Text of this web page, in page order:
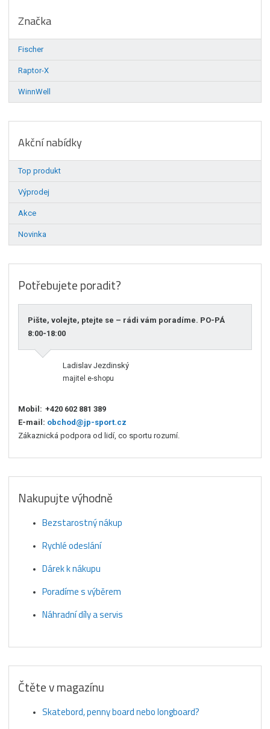
Značka
Fischer
Raptor-X
WinnWell
Akční nabídky
Top produkt
Výprodej
Akce
Novinka
Potřebujete poradit?
Pište, volejte, ptejte se – rádi vám poradíme. PO-PÁ
8:00-18:00
Ladislav Jezdinský
majitel e-shopu
Mobil: +420 602 881 389
E-mail: obchod@jp-sport.cz
Zákaznická podpora od lidí, co sportu rozumí.
Nakupujte výhodně
Bezstarostný nákup
Rychlé odeslání
Dárek k nákupu
Poradíme s výběrem
Náhradní díly a servis
Čtěte v magazínu
Skatebord, penny board nebo longboard?